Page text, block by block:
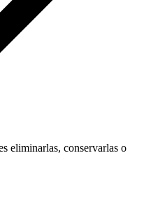
eliminarlas, conservarlas o